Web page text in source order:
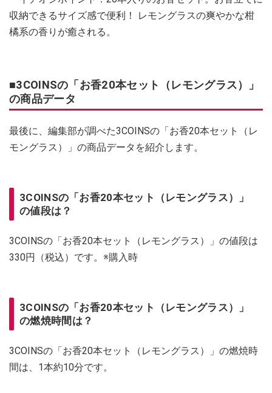
収納できるサイズ感で便利！ レモングラスの爽やかな柑
橘系の香りが癒される。
■3COINSの「お香20本セット（レモングラス）」
の商品データ
最後に、編集部が調べた3COINSの「お香20本セット（レ
モングラス）」の商品データを紹介します。
3COINSの「お香20本セット（レモングラス）」
の値段は？
3COINSの「お香20本セット（レモングラス）」の値段は
330円（税込）です。※購入時
3COINSの「お香20本セット（レモングラス）」
の燃焼時間は？
3COINSの「お香20本セット（レモングラス）」の燃焼時
間は、1本約10分です。